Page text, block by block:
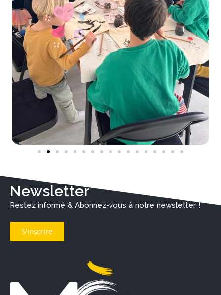
Newsletter
Restez informé & Abonnez-vous à notre newsletter !
S'inscrire